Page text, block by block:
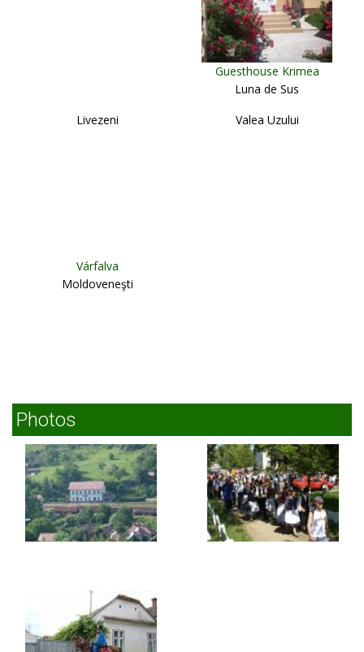
Guesthouse Krimea
Luna de Sus
Livezeni
Valea Uzului
Várfalva
Moldoveneşti
Photos